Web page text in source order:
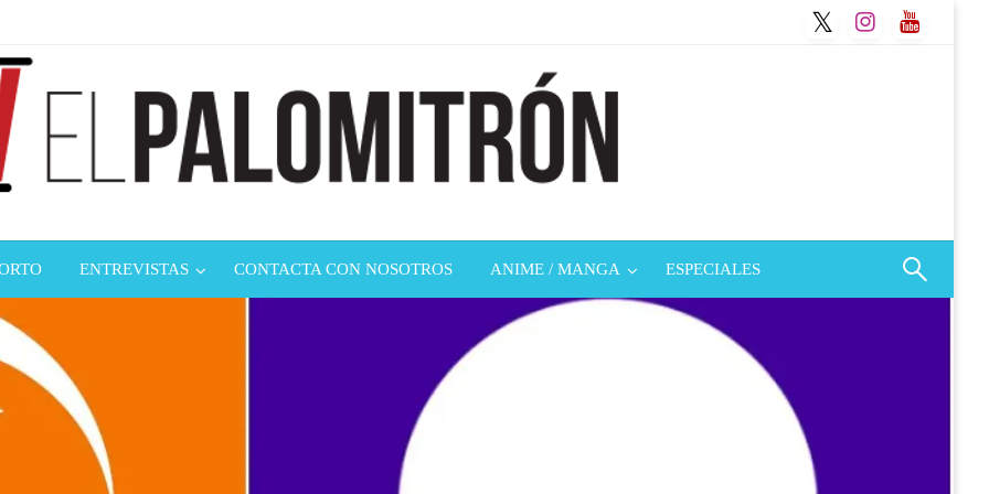
ENTREVISTAS CONTACTA CON NOSOTROS ANIME / MANGA ESPECIALES